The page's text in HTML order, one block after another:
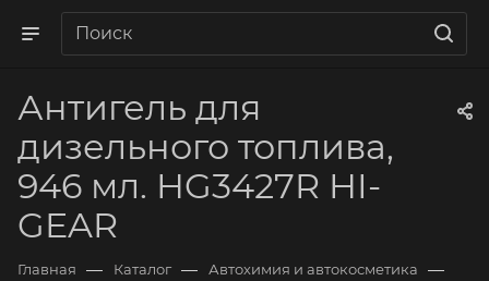
Антигель для
дизельного топлива,
946 мл. HG3427R HI-
GEAR
Главная — Каталог — Автохимия и автокосметика —